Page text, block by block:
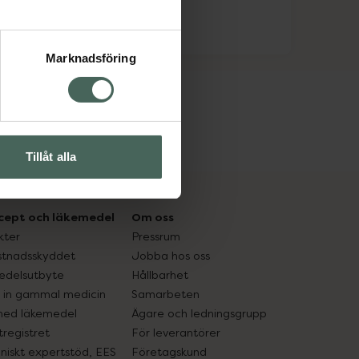
Marknadsföring
Tillåt alla
och läkemedel
in gammal medicin
läkemedel
expertstöd, EES
Om oss
Pressrum
Jobba hos oss
Hållbarhet
Samarbeten
Ägare och ledningsgrupp
För leverantörer
Företagskund